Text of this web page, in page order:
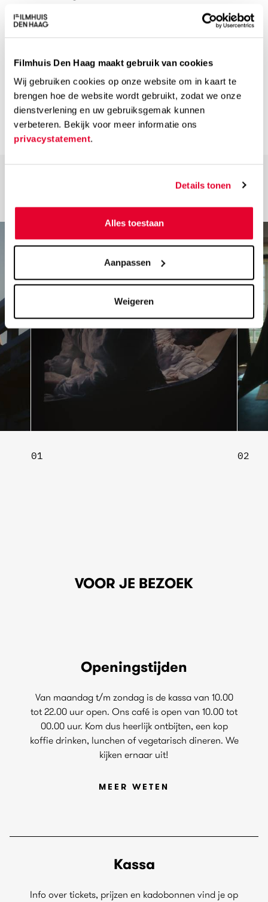
Filmhuis Den Haag maakt gebruik van cookies
Wij gebruiken cookies op onze website om in kaart te
brengen hoe de website wordt gebruikt, zodat we onze
dienstverlening en uw gebruiksgemak kunnen
verbeteren. Bekijk voor meer informatie ons
privacystatement.
Details tonen
Alles toestaan
Aanpassen
Weigeren
Nederlands of Engels [label: EN SUBS]
160 min
Kijkwijzer
01 02
VOOR JE BEZOEK
Openingstijden
Van maandag t/m zondag is de kassa van 10.00
tot 22.00 uur open. Ons café is open van 10.00 tot
00.00 uur. Kom dus heerlijk ontbijten, een kop
koffie drinken, lunchen of vegetarisch dineren. We
kijken ernaar uit!
MEER WETEN
Kassa
Info over tickets, prijzen en kadobonnen vind je op